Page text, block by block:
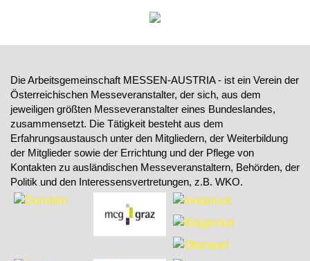
Die Arbeitsgemeinschaft MESSEN-AUSTRIA - ist ein Verein der
Österreichischen Messeveranstalter, der sich, aus dem
jeweiligen größten Messeveranstalter eines Bundeslandes,
zusammensetzt. Die Tätigkeit besteht aus dem
Erfahrungsaustausch unter den Mitgliedern, der Weiterbildung
der Mitglieder sowie der Errichtung und der Pflege von
Kontakten zu ausländischen Messeveranstaltern, Behörden, der
Politik und den Interessensvertretungen, z.B. WKO.